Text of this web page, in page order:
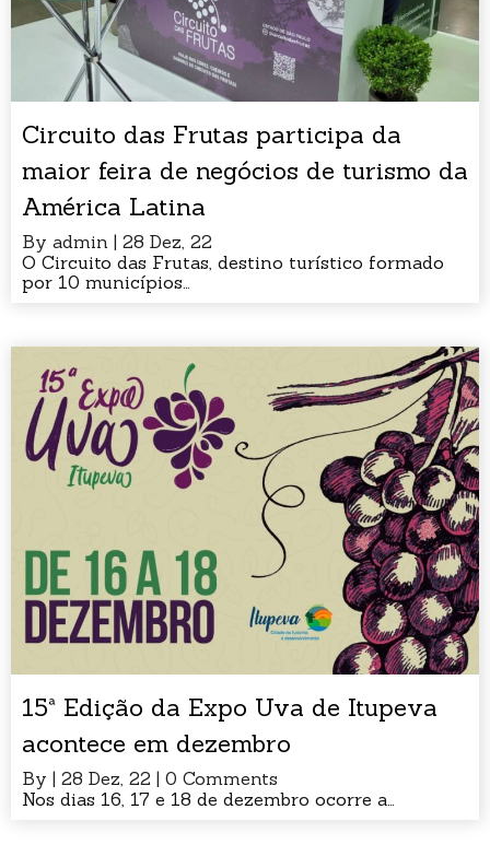
Circuito das Frutas participa da
maior feira de negócios de turismo da
América Latina
By admin | 28 Dez, 22
O Circuito das Frutas, destino turístico formado
por 10 municípios…
15ª Edição da Expo Uva de Itupeva
acontece em dezembro
By | 28 Dez, 22 | 0 Comments
Nos dias 16, 17 e 18 de dezembro ocorre a…